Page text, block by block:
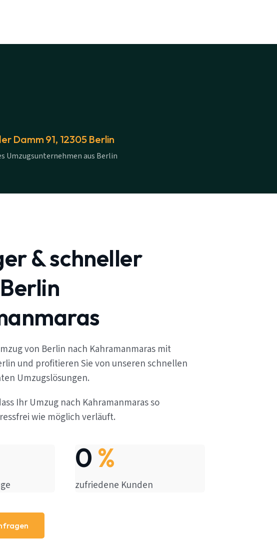
Damm 91, 12305 Berlin
Umzugsunternehmen aus Berlin
& schneller
von Berlin nach Kahramanmaras mit
und profitieren Sie von unseren schnellen
Umzugslösungen.
Ihr Umzug nach Kahramanmaras so
wie möglich verläuft.
0 %
zufriedene Kunden